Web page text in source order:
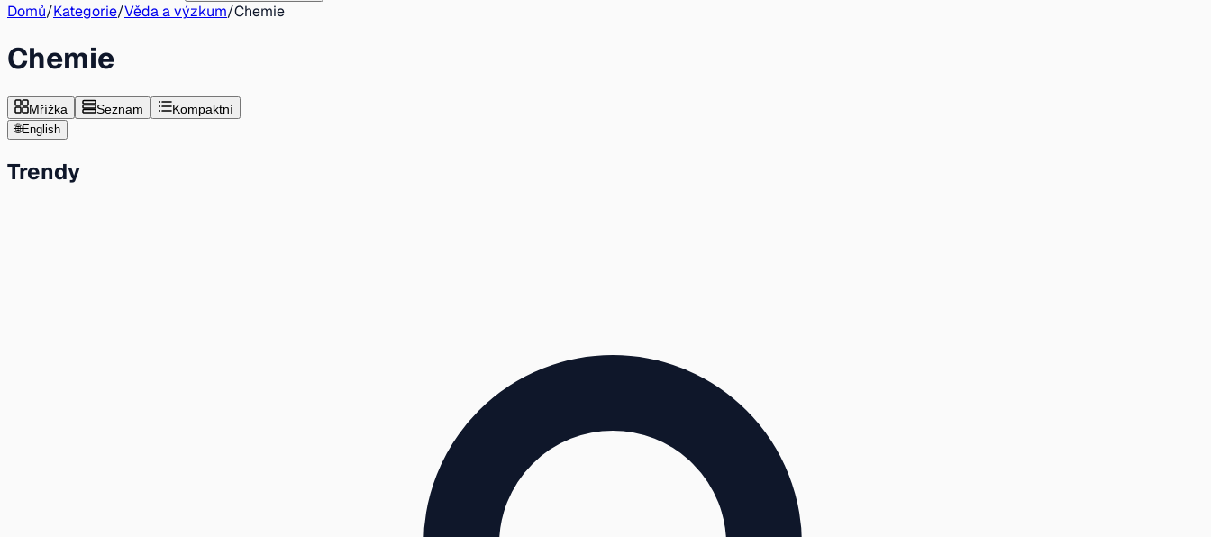
Domů/Kategorie/Věda a výzkum/Chemie
Chemie
Mřížka Seznam Kompaktní
🌐English
Trendy